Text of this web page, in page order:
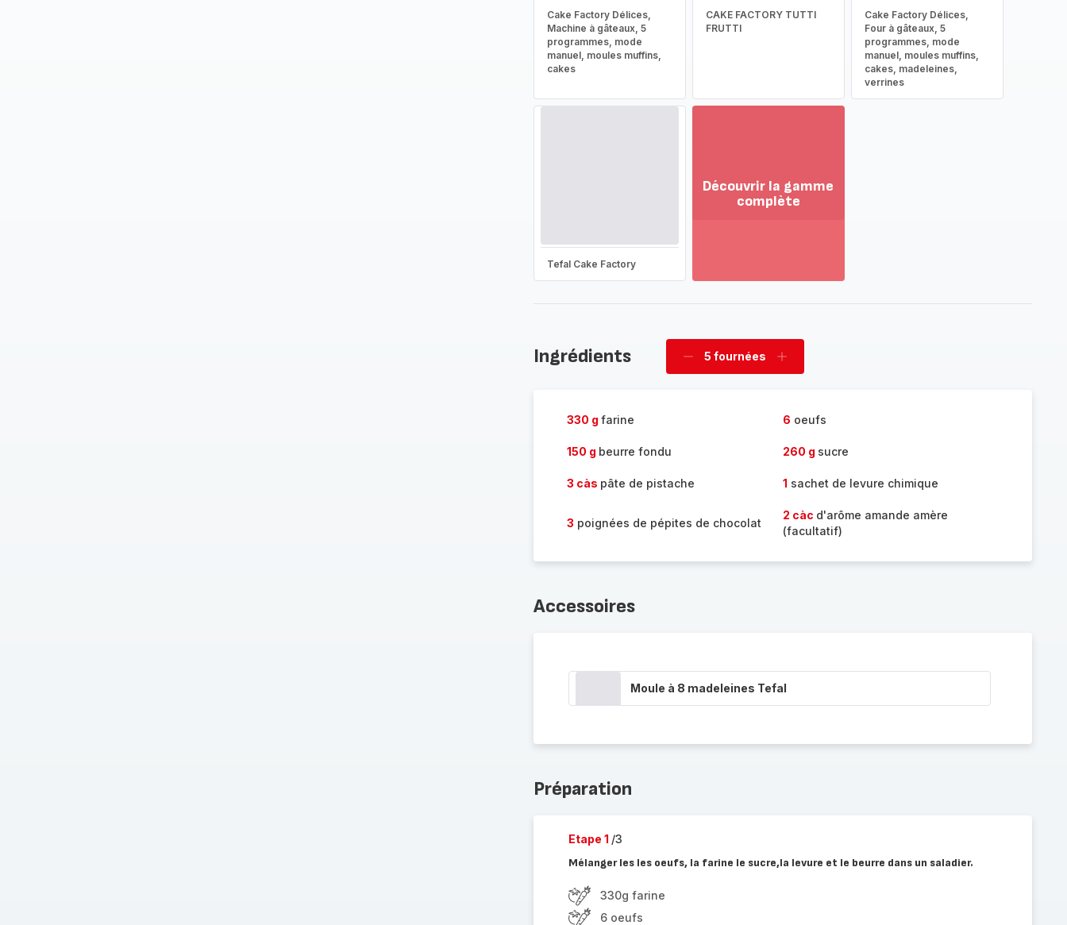
Cake Factory Délices,
Machine à gâteaux, 5
programmes, mode
manuel, moules muffins,
cakes
CAKE FACTORY TUTTI
FRUTTI
Cake Factory Délices,
Four à gâteaux, 5
programmes, mode
manuel, moules muffins,
cakes, madeleines,
verrines
Tefal Cake Factory
Découvrir la gamme
complète
la
Ingrédients
Supprimer
5 fournées
Ajouter
330 g farine 6 oeufs
150 g beurre fondu 260 g sucre
3 càs pâte de pistache 1 sachet de levure chimique
3 poignées de pépites de chocolat
2 càc d'arôme amande amère
(facultatif)
Accessoires
Moule à 8 madeleines Tefal
Préparation
Etape 1 /3
Mélanger les les oeufs, la farine le sucre,la levure et le beurre dans un saladier.
330g farine
6 oeufs